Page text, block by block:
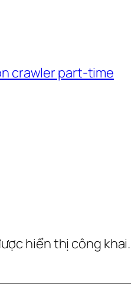
crawler part-time
hiển thị công khai.